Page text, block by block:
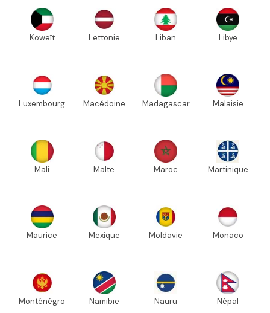
Koweït Lettonie Liban Libye
Luxembourg Macédoine Madagascar Malaisie
Mali Malte Maroc Martinique
Maurice Mexique Moldavie Monaco
Monténégro Namibie Nauru Népal